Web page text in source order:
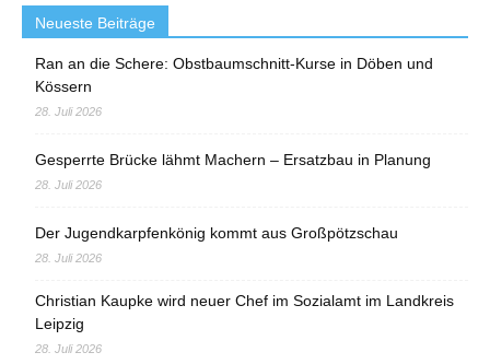
Neueste Beiträge
Ran an die Schere: Obstbaumschnitt-Kurse in Döben und
Kössern
28. Juli 2026
Gesperrte Brücke lähmt Machern – Ersatzbau in Planung
28. Juli 2026
Der Jugendkarpfenkönig kommt aus Großpötzschau
28. Juli 2026
Christian Kaupke wird neuer Chef im Sozialamt im Landkreis
Leipzig
28. Juli 2026